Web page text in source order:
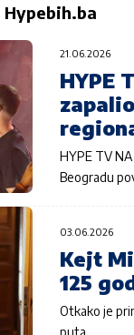
Hypebih.ba
21.06.2026
HYPE
HYPE TV
Beogradu
03.06.2026
Kejt
125
Otkako je
puta…